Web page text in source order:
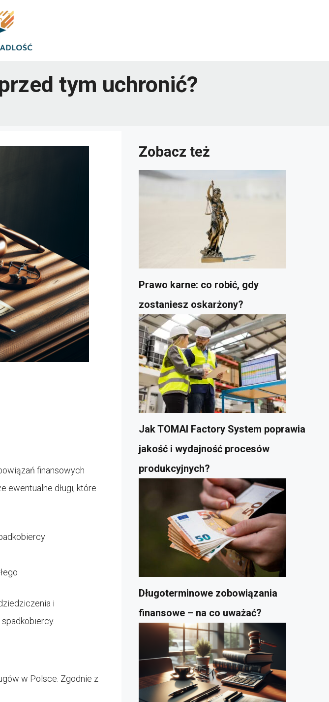
tym uchronić?
finansowych
ewentualne długi, które
i
w Polsce. Zgodnie z
Zobacz też
Prawo karne: co robić, gdy
zostaniesz oskarżony?
Jak TOMAI Factory System poprawia
jakość i wydajność procesów
produkcyjnych?
Długoterminowe zobowiązania
finansowe – na co uważać?